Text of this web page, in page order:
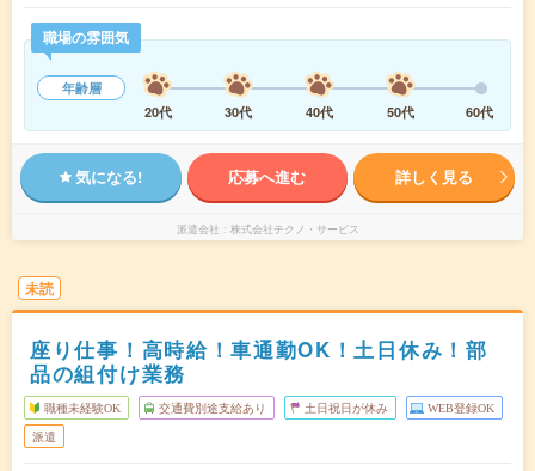
職場の雰囲気
年齢層
20代
30代 40代 50代 60代
気になる! 応募へ進む 詳しく見る
派遣会社 株式会社テクノ・サービス
未読
座り仕事！高時給！車通勤OK！土日休み！部
品の組付け業務
職種未経験OK 交通費別途支給あり 土日祝日が休み WEB登録OK
派遣